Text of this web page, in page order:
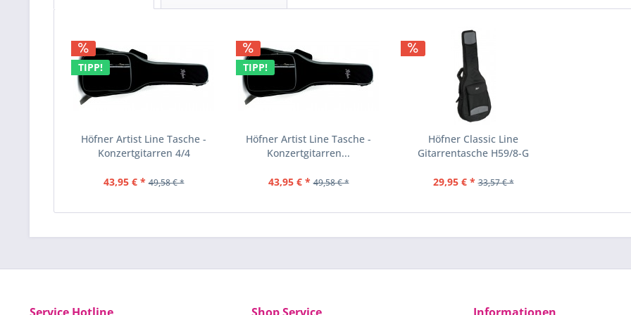
TIPP!
Höfner Artist Line Tasche -
Konzertgitarren 4/4
43,95 € * 49,58 € *
TIPP!
Höfner Artist Line Tasche -
Konzertgitarren...
43,95 € * 49,58 € *
Höfner Classic Line
Gitarrentasche H59/8-G
29,95 € * 33,57 € *